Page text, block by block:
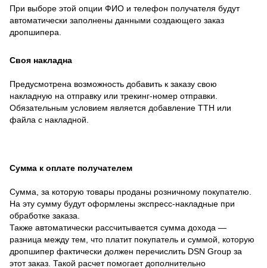
При выборе этой опции ФИО и телефон получателя будут
автоматически заполнены данными создающего заказ
дропшипера.
Своя накладна
Предусмотрена возможность добавить к заказу свою
накладную на отправку или трекинг-номер отправки.
Обязательным условием является добавление ТТН или
файла с накладной.
Сумма к оплате получателем
Сумма, за которую товары проданы розничному покупателю.
На эту сумму будут оформлены экспресс-накладные при
обработке заказа.
Также автоматически рассчитывается сумма дохода —
разница между тем, что платит покупатель и суммой, которую
дропшипер фактически должен перечислить DSN Group за
этот заказ. Такой расчет помогает дополнительно